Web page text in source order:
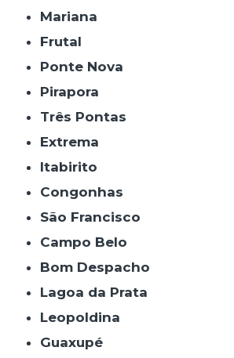
Mariana
Frutal
Ponte Nova
Pirapora
Três Pontas
Extrema
Itabirito
Congonhas
São Francisco
Campo Belo
Bom Despacho
Lagoa da Prata
Leopoldina
Guaxupé